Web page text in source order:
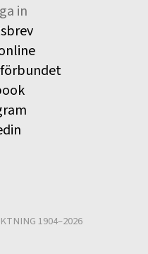
in
1904–2026